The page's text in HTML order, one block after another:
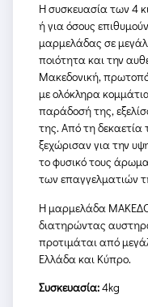
Η συσκευασία των 4
ή για όσους
μαρμελάδας σε
ποιότητα και την
Μακεδονική,
με ολόκληρα
παράδοσή της,
της. Από τη δεκαετία
ξεχώρισαν για την
το φυσικό τους
των επαγγελματιών
Η μαρμελάδα
διατηρώντας
προτιμάται από
Ελλάδα και Κύπρο.
Συσκευασία:4kg